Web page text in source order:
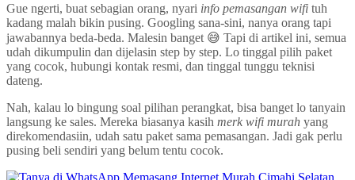
Gue ngerti, buat sebagian orang, nyari info pemasangan wifi tuh
kadang malah bikin pusing. Googling sana-sini, nanya orang tapi
jawabannya beda-beda. Malesin banget 😅 Tapi di artikel ini, semua
udah dikumpulin dan dijelasin step by step. Lo tinggal pilih paket
yang cocok, hubungi kontak resmi, dan tinggal tunggu teknisi
dateng.
Nah, kalau lo bingung soal pilihan perangkat, bisa banget lo tanyain
langsung ke sales. Mereka biasanya kasih merk wifi murah yang
direkomendasiin, udah satu paket sama pemasangan. Jadi gak perlu
pusing beli sendiri yang belum tentu cocok.